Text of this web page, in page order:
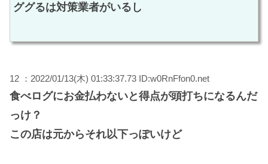
ググるは対策業者がいるし
12 ：2022/01/13(木) 01:33:37.73 ID:w0RnFfon0.net
食べログにお金払わないと得点が頭打ちになるんだ
っけ？
この店は元からそれ以下っぽいけど